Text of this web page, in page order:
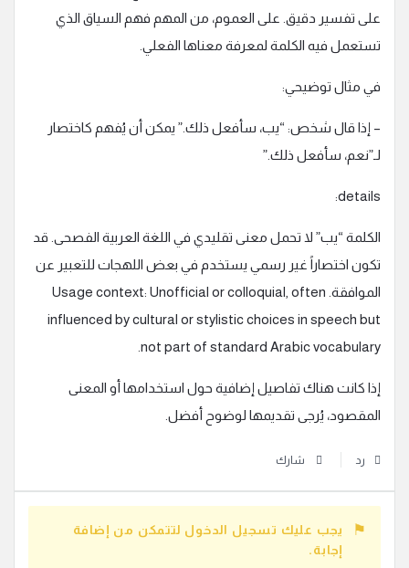
على تفسير دقيق. على العموم، من المهم فهم السياق الذي
تستعمل فيه الكلمة لمعرفة معناها الفعلي.
في مثال توضيحي:
– إذا قال شخص: “يب، سأفعل ذلك.” يمكن أن يُفهم كاختصار
لـ”نعم، سأفعل ذلك.”
details:
الكلمة “يب” لا تحمل معنى تقليدي في اللغة العربية الفصحى. قد
تكون اختصاراً غير رسمي يستخدم في بعض اللهجات للتعبير عن
الموافقة. Usage context: Unofficial or colloquial, often
influenced by cultural or stylistic choices in speech but
not part of standard Arabic vocabulary.
إذا كانت هناك تفاصيل إضافية حول استخدامها أو المعنى
المقصود، يُرجى تقديمها لوضوح أفضل.
رد شارك
يجب عليك تسجيل الدخول لتتمكن من إضافة
إجابة.